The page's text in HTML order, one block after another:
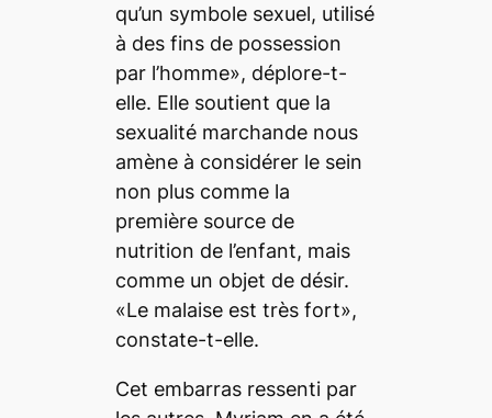
qu’un symbole sexuel, utilisé
à des fins de possession
par l’homme», déplore-t-
elle. Elle soutient que la
sexualité marchande nous
amène à considérer le sein
non plus comme la
première source de
nutrition de l’enfant, mais
comme un objet de désir.
«Le malaise est très fort»,
constate-t-elle.
Cet embarras ressenti par